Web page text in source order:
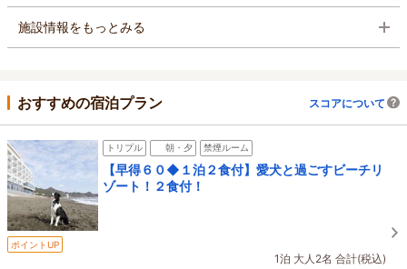
施設情報をもっとみる
おすすめの宿泊プラン スコアについて
トリプル 朝・夕 禁煙ルーム
【早得６０◆１泊２食付】愛犬と過ごすビーチリ
ゾート！２食付！
ポイントUP
1泊 大人2名 合計(税込)